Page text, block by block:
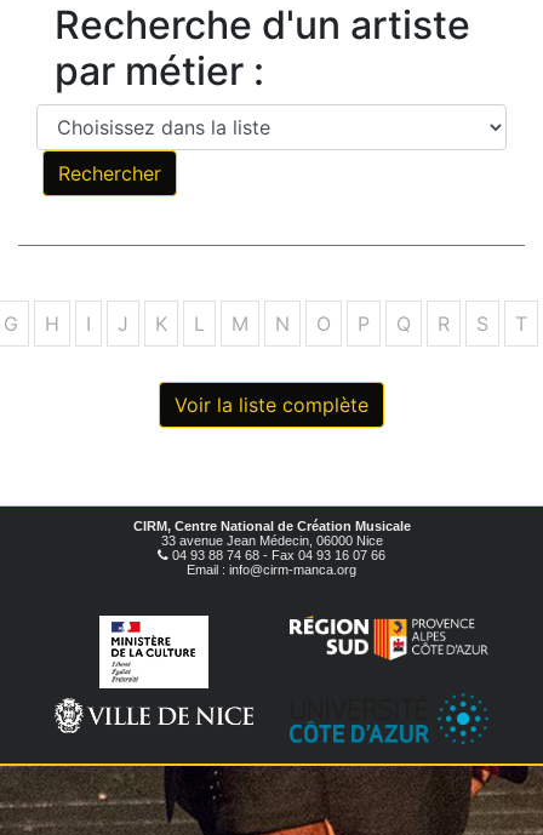
Recherche d'un artiste
par métier :
G H I J K L M N O P Q R S T
Voir la liste complète
CIRM, Centre National de Création Musicale
33 avenue Jean Médecin, 06000 Nice
04 93 88 74 68 - Fax 04 93 16 07 66
Email : info@cirm-manca.org